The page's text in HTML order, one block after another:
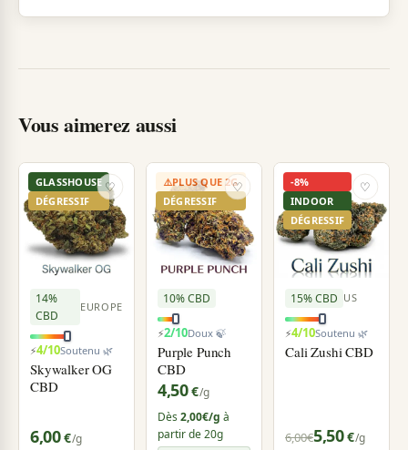
Vous aimerez aussi
GLASSHOUSE
DÉGRESSIF
♡
14%
CBD
EUROPE
⚡4/10Soutenu 🌿
Skywalker OG
CBD
6,00€/g
⚠️PLUS QUE 2G
DÉGRESSIF
♡
10% CBD
⚡2/10Doux 🍃
Purple Punch
CBD
4,50€/g
Dès 2,00€/g à
partir de 20g
-8%
INDOOR
DÉGRESSIF
♡
15% CBD US
⚡4/10Soutenu 🌿
Cali Zushi CBD
6,00€5,50€/g